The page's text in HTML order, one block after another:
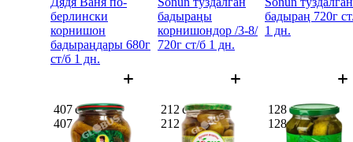
берлински
корнишон
бадыраңдары 680г
ст/б 1 дн.
407 сом
407 сом
бадыраңы
корнишондор /3-8/
720г ст/б 1 дн.
212 сом
212 сом
бадыраң 720г
1 дн.
128 сом
128 сом